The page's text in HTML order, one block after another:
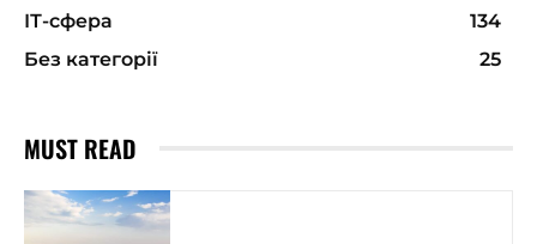
ІТ-сфера
134
Без категорії
25
MUST READ